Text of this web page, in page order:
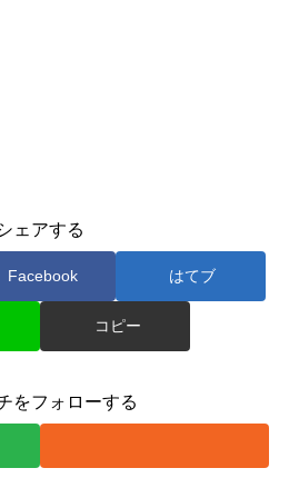
ェアする
Facebook はてブ
コピー
をフォローする